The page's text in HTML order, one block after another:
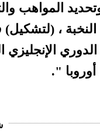
وتحديد المواهب
،
الدوري
".